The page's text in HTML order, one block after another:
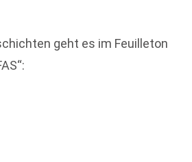
geht es im Feuilleton